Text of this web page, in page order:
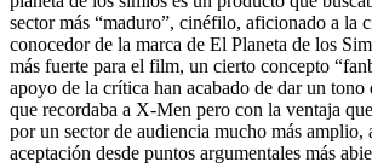
sector más “maduro”, cinéfilo, aficionado a la
conocedor de la marca de El Planeta de los
más fuerte para el film, un cierto concepto
apoyo de la crítica han acabado de dar un tono
que recordaba a X-Men pero con la ventaja
por un sector de audiencia mucho más amplio,
aceptación desde puntos argumentales más